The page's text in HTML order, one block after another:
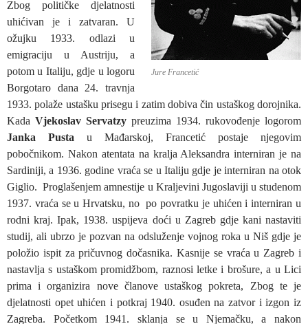
Jure Francetić
Zbog političke djelatnosti
uhićivan je i zatvaran. U
ožujku 1933. odlazi u
emigraciju u Austriju, a
potom u Italiju, gdje u logoru
Borgotaro dana 24. travnja
1933. polaže ustašku prisegu i zatim dobiva čin ustaškog dorojnika.
Kada Vjekoslav Servatzy preuzima 1934. rukovođenje logorom
Janka Pusta u Mađarskoj, Francetić postaje njegovim
pobočnikom. Nakon atentata na kralja Aleksandra interniran je na
Sardiniji, a 1936. godine vraća se u Italiju gdje je interniran na otok
Giglio. Proglašenjem amnestije u Kraljevini Jugoslaviji u studenom
1937. vraća se u Hrvatsku, no po povratku je uhićen i interniran u
rodni kraj. Ipak, 1938. uspijeva doći u Zagreb gdje kani nastaviti
studij, ali ubrzo je pozvan na odsluženje vojnog roka u Niš gdje je
položio ispit za pričuvnog dočasnika. Kasnije se vraća u Zagreb i
nastavlja s ustaškom promidžbom, raznosi letke i brošure, a u Lici
prima i organizira nove članove ustaškog pokreta, Zbog te je
djelatnosti opet uhićen i potkraj 1940. osuđen na zatvor i izgon iz
Zagreba. Početkom 1941. sklanja se u Njemačku, a nakon